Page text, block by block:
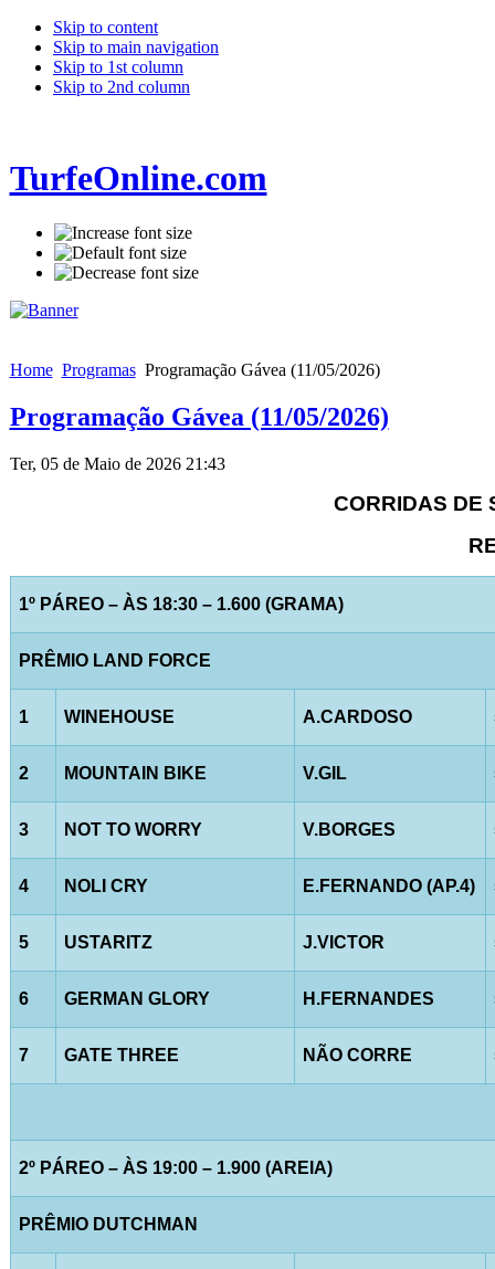
Skip to content
Skip to main navigation
Skip to 1st column
Skip to 2nd column
TurfeOnline.com
Home Programas Programação Gávea (11/05/2026)
Programação Gávea (11/05/2026)
Ter, 05 de Maio de 2026 21:43
CORRIDAS DE
1º PÁREO – ÀS 18:30 – 1.600 (GRAMA)
PRÊMIO LAND FORCE
1 WINEHOUSE A.CARDOSO
2 MOUNTAIN BIKE V.GIL
3 NOT TO WORRY V.BORGES
4 NOLI CRY E.FERNANDO (AP.4)
5 USTARITZ J.VICTOR
6 GERMAN GLORY H.FERNANDES
7 GATE THREE NÃO CORRE
2º PÁREO – ÀS 19:00 – 1.900 (AREIA)
PRÊMIO DUTCHMAN